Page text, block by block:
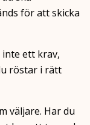
för att skicka
ett krav,
röstar i rätt
väljare. Har du